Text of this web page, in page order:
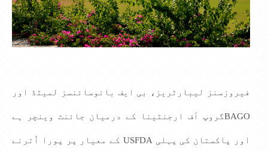
فیروزسنز لیبارٹریز، بی ایف بائوسائنسز لمیٹڈ اور
BAGOگروپ آف ارجنٹینا کے درمیان جائنٹ وینچر ہے
اور پاکستان کی پہلی USFDA کے معیار پر پورا اُترنے